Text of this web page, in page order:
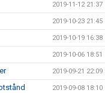
2019-11-12 21:37
2019-10-23 21:45
2019-10-19 16:38
2019-10-06 18:51
2019-09-21 22:09
2019-09-08 18:10